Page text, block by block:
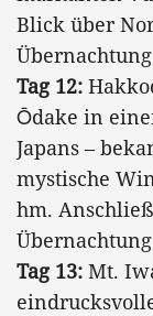
Blick über
Tag 12:
Ōdake in
Japans –
mystische
hm.
Tag 13: Mt.